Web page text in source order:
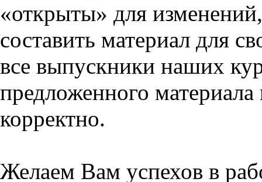
«открыты» для
составить материал для
все выпускники наших
предложенного
корректно.
Желаем Вам успехов в